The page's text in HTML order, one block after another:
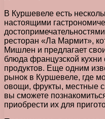
В Куршевеле есть
настоящими
ресторан «Ла Мармит»,
Мишлен и предлагает
блюда французской
продуктов. Еще одним
рынок в Куршевеле, где
овощи, фрукты, местные
вы сможете
приобрести их для